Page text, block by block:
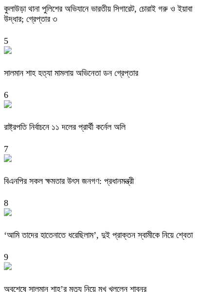
কুলাউড়া থানা পুলিশের অভিযানে ভারতীয় সিগারেট, চোরাই গরু ও ইয়াবা
উদ্ধার; গ্রেপ্তার ৩
5
সালমান শাহ হত্যা মামলায় অভিনেতা ডন গ্রেপ্তার
6
রাষ্ট্রপতি নির্বাচনে ১১ দলের প্রার্থী কর্নেল অলি
7
বিএনপির সকল ক্ষমতার উৎস জনগণ: প্রধানমন্ত্রী
8
‘আমি তাদের হাতেনাতে ধরেছিলাম’, দুই প্রাক্তন স্বামীকে নিয়ে শ্বেতা
9
অবশেষে সালমান শাহ’র মৃত্যু নিয়ে মুখ খুললেন শাবনূর